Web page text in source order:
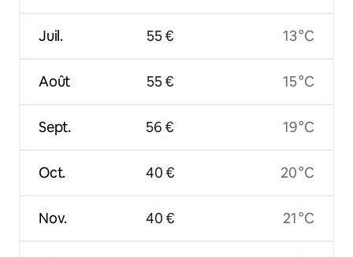
Juil.
Août
Sept.
Oct.
Nov.
55 €
55 €
56 €
40 €
40 €
13 °C
15 °C
19 °C
20 °C
21 °C